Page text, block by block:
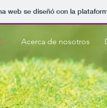
web se diseñó con la
Acerca de nosotros